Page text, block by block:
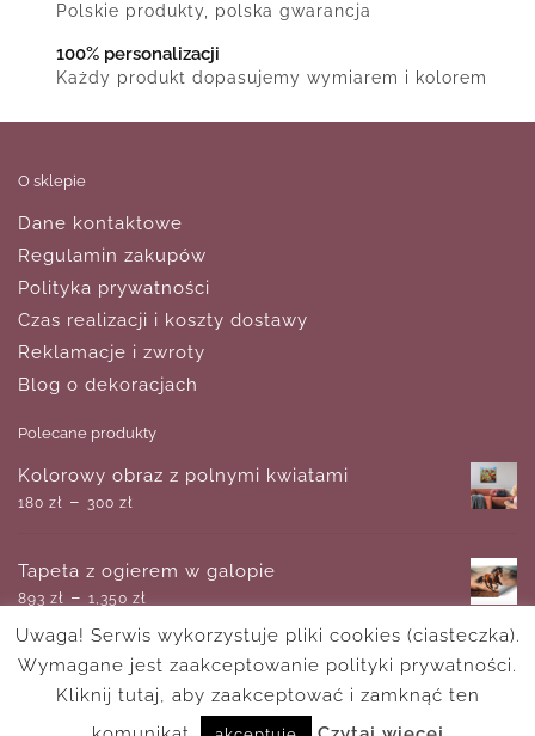
Polskie produkty, polska gwarancja
100% personalizacji
Każdy produkt dopasujemy wymiarem i kolorem
O sklepie
Dane kontaktowe
Regulamin zakupów
Polityka prywatności
Czas realizacji i koszty dostawy
Reklamacje i zwroty
Blog o dekoracjach
Polecane produkty
Kolorowy obraz z polnymi kwiatami
180 zł – 300 zł
Tapeta z ogierem w galopie
893 zł – 1,350 zł
Obraz z motywem wzorów i liści
zł–750zł
Uwaga! Serwis wykorzystuje pliki cookies (ciasteczka).
Wymagane jest zaakceptowanie polityki prywatności.
Kliknij tutaj, aby zaakceptować i zamknąć ten